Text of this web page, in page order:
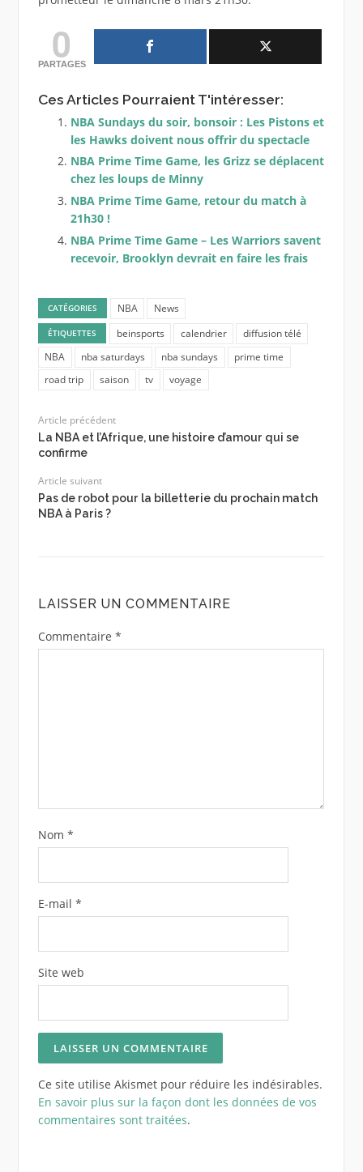
0
PARTAGES
Ces Articles Pourraient T'intéresser:
NBA Sundays du soir, bonsoir : Les Pistons et
les Hawks doivent nous offrir du spectacle
NBA Prime Time Game, les Grizz se déplacent
chez les loups de Minny
NBA Prime Time Game, retour du match à
21h30 !
NBA Prime Time Game – Les Warriors savent
recevoir, Brooklyn devrait en faire les frais
CATÉGORIES NBA News
ÉTIQUETTES beinsports calendrier
diffusion télé
NBA
nba saturdays nba sundays
prime time
road trip
saison tv voyage
Article précédent
La NBA et l’Afrique, une histoire d’amour qui se
confirme
Article suivant
Pas de robot pour la billetterie du prochain match
NBA à Paris ?
LAISSER UN COMMENTAIRE
Commentaire *
Nom *
E-mail *
Site web
Ce site utilise Akismet pour réduire les indésirables.
En savoir plus sur la façon dont les données de vos
commentaires sont traitées.